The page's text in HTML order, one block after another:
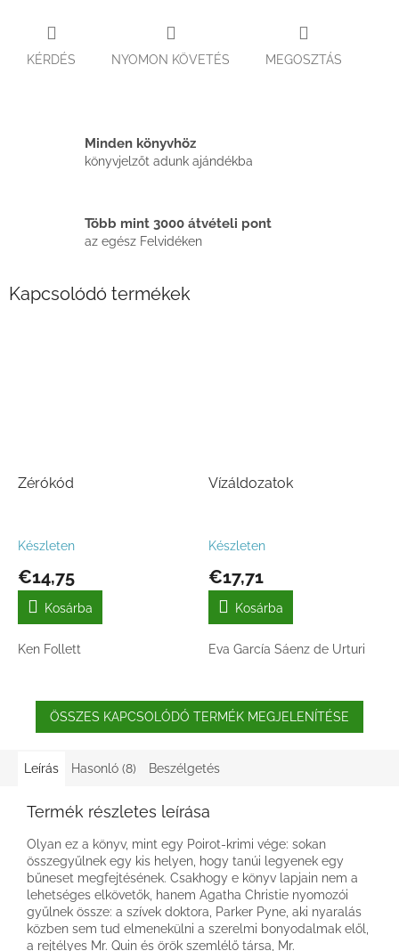
KÉRDÉS NYOMON KÖVETÉS MEGOSZTÁS
Minden könyvhöz
könyvjelzőt adunk ajándékba
Több mint 3000 átvételi pont
az egész Felvidéken
Kapcsolódó termékek
Zérókód
Készleten
€14,75
Kosárba
Ken Follett
Vízáldozatok
Készleten
€17,71
Kosárba
Eva García Sáenz de Urturi
ÖSSZES KAPCSOLÓDÓ TERMÉK MEGJELENÍTÉSE
Leírás Hasonló (8) Beszélgetés
Termék részletes leírása
Olyan ez a könyv, mint egy Poirot-krimi vége: sokan
összegyűlnek egy kis helyen, hogy tanúi legyenek egy
bűneset megfejtésének. Csakhogy e könyv lapjain nem a
lehetséges elkövetők, hanem Agatha Christie nyomozói
gyűlnek össze: a szívek doktora, Parker Pyne, aki nyaralás
közben sem tud elmenekülni a szerelmi bonyodalmak elől,
a rejtélyes Mr. Quin és örök szemlélő társa, Mr.